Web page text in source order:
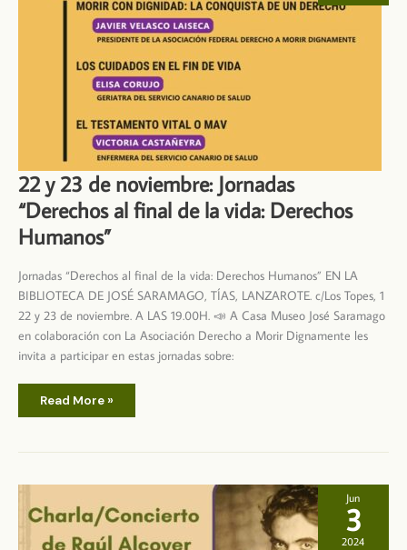
22 y 23 de noviembre: Jornadas
“Derechos al final de la vida: Derechos
Humanos”
Jornadas “Derechos al final de la vida: Derechos Humanos” EN LA
BIBLIOTECA DE JOSÉ SARAMAGO, TÍAS, LANZAROTE. c/Los Topes, 1
22 y 23 de noviembre. A LAS 19.00H. 📣 A Casa Museo José Saramago
en colaboración con La Asociación Derecho a Morir Dignamente les
invita a participar en estas jornadas sobre:
22
23
Jornadas
al
de
la
Derechos
Read More »
Jun
3
2024